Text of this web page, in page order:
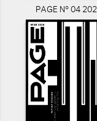
PAGE N° 04